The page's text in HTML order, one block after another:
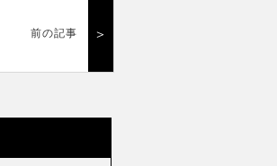
前の記事 ＞